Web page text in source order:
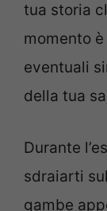
tua storia
momento
eventuali
della tua
Durante
sdraiarti
gambe